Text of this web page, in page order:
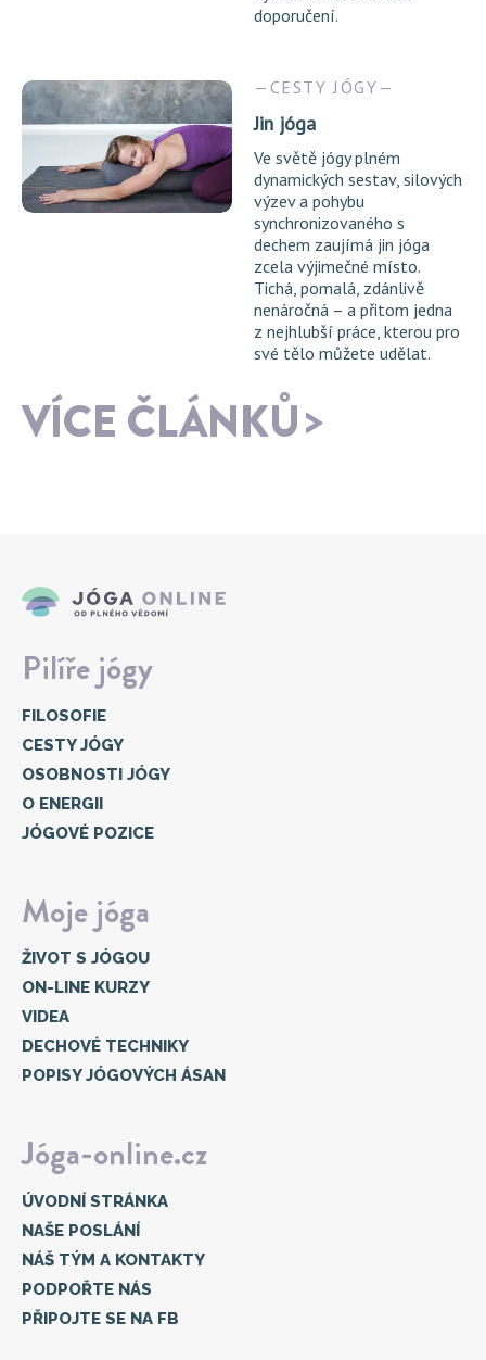
doporučení.
CESTY JÓGY
Jin jóga
Ve světě jógy plném
dynamických sestav, silových
výzev a pohybu
synchronizovaného s
dechem zaujímá jin jóga
zcela výjimečné místo.
Tichá, pomalá, zdánlivě
nenáročná – a přitom jedna
z nejhlubší práce, kterou pro
své tělo můžete udělat.
VÍCE ČLÁNKŮ
Pilíře jógy
FILOSOFIE
CESTY JÓGY
OSOBNOSTI JÓGY
O ENERGII
JÓGOVÉ POZICE
Moje jóga
ŽIVOT S JÓGOU
ON-LINE KURZY
VIDEA
DECHOVÉ TECHNIKY
POPISY JÓGOVÝCH ÁSAN
Jóga-online.cz
ÚVODNÍ STRÁNKA
NAŠE POSLÁNÍ
NÁŠ TÝM A KONTAKTY
PODPOŘTE NÁS
PŘIPOJTE SE NA FB